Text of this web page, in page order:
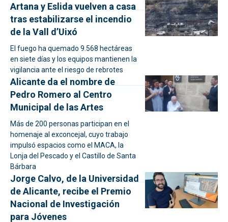
Artana y Eslida vuelven a casa
tras estabilizarse el incendio
de la Vall d’Uixó
El fuego ha quemado 9.568 hectáreas
en siete días y los equipos mantienen la
vigilancia ante el riesgo de rebrotes
Alicante da el nombre de
Pedro Romero al Centro
Municipal de las Artes
Más de 200 personas participan en el
homenaje al exconcejal, cuyo trabajo
impulsó espacios como el MACA, la
Lonja del Pescado y el Castillo de Santa
Bárbara
Jorge Calvo, de la Universidad
de Alicante, recibe el Premio
Nacional de Investigación
para Jóvenes